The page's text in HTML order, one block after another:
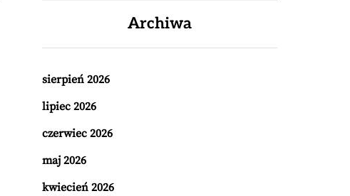
Archiwa
sierpień 2026
lipiec 2026
czerwiec 2026
maj 2026
kwiecień 2026